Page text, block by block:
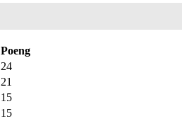
Poeng
24
21
15
15